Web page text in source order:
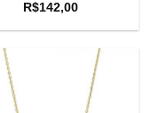
R$142,00